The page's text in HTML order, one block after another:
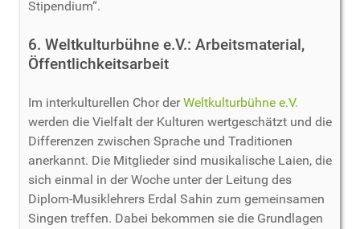
Stipendium“.
6. Weltkulturbühne e.V.: Arbeitsmaterial,
Öffentlichkeitsarbeit
Im interkulturellen Chor derWeltkulturbühne e.V.
werden die Vielfalt der Kulturen wertgeschätzt und die
Differenzen zwischen Sprache und Traditionen
anerkannt. Die Mitglieder sind musikalische Laien, die
sich einmal in der Woche unter der Leitung des
Diplom-Musiklehrers Erdal Sahin zum gemeinsamen
Singen treffen. Dabei bekommen sie die Grundlagen